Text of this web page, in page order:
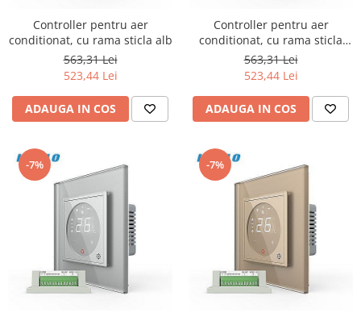
Iluminat arhitectural
Lampadare
Becuri LED Decor
Lampi de birou
Profil aluminiu
Tub LED
Becuri LED Smart
Becuri LED
Becuri LED cu filament
Corpuri de emergenta
Lustre LED
Controller pentru aer
conditionat, cu rama sticla alb
563,31 Lei
523,44 Lei
ADAUGA IN COS
Controller pentru aer
conditionat, cu rama sticla
negru
563,31 Lei
523,44 Lei
ADAUGA IN COS
-7% -7%